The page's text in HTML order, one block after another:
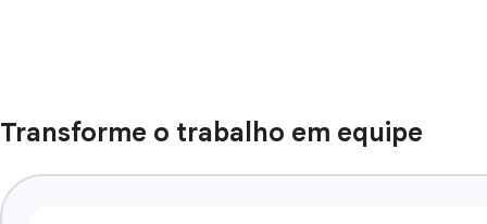
Transforme o trabalho em equipe